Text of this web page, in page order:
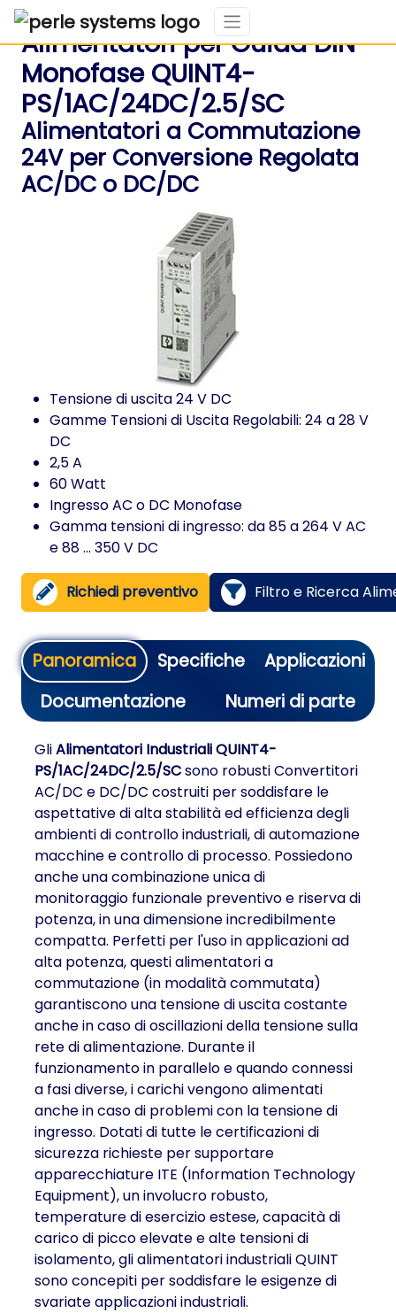
Alimentatori per Guida DIN
Monofase QUINT4-
PS/1AC/24DC/2.5/SC
Alimentatori a Commutazione
24V per Conversione Regolata
AC/DC o DC/DC
Tensione di uscita 24 V DC
Gamme Tensioni di Uscita Regolabili: 24 a 28 V
DC
2,5 A
60 Watt
Ingresso AC o DC Monofase
Gamma tensioni di ingresso: da 85 a 264 V AC
e 88 ... 350 V DC
Richiedi preventivo Filtro e Ricerca
Panoramica Specifiche
Applicazioni
Documentazione
Numeri di parte
GliAlimentatori Industriali QUINT4-
PS/1AC/24DC/2.5/SCsono robusti Convertitori
AC/DC e DC/DC costruiti per soddisfare le
aspettative di alta stabilità ed efficienza degli
ambienti di controllo industriali, di automazione
macchine e controllo di processo. Possiedono
anche una combinazione unica di
monitoraggio funzionale preventivo e riserva di
potenza, in una dimensione incredibilmente
compatta. Perfetti per l'uso in applicazioni ad
alta potenza, questi alimentatori a
commutazione (in modalità commutata)
garantiscono una tensione di uscita costante
anche in caso di oscillazioni della tensione sulla
rete di alimentazione. Durante il
funzionamento in parallelo e quando connessi
a fasi diverse, i carichi vengono alimentati
anche in caso di problemi con la tensione di
ingresso. Dotati di tutte le certificazioni di
sicurezza richieste per supportare
apparecchiature ITE (Information Technology
Equipment), un involucro robusto,
temperature di esercizio estese, capacità di
carico di picco elevate e alte tensioni di
isolamento, gli alimentatori industriali QUINT
sono concepiti per soddisfare le esigenze di
svariate applicazioni industriali.